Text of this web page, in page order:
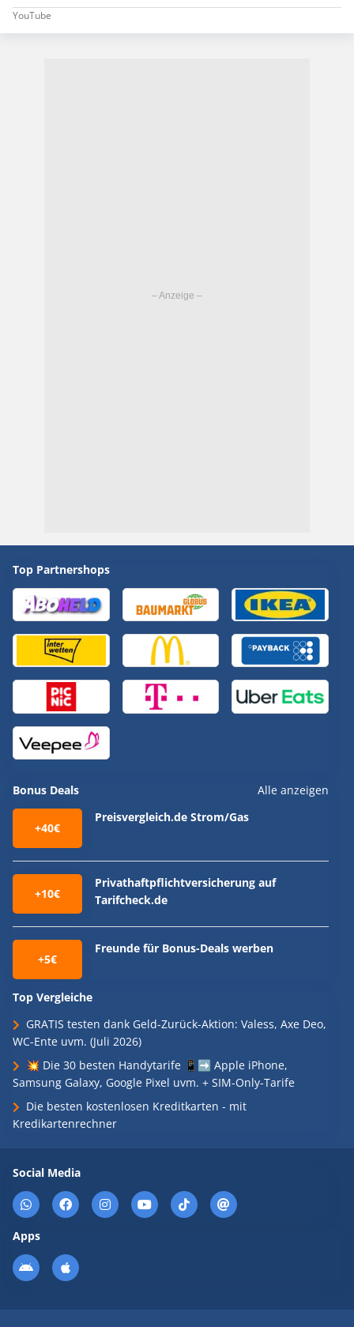
YouTube
Top Partnershops
Bonus Deals Alle anzeigen
+40€
Preisvergleich.de Strom/Gas
+10€
Privathaftpflichtversicherung auf
Tarifcheck.de
+5€
Freunde für Bonus-Deals werben
Top Vergleiche
GRATIS testen dank Geld-Zurück-Aktion: Valess, Axe Deo,
WC-Ente uvm. (Juli 2026)
💥 Die 30 besten Handytarife 📱➡️ Apple iPhone,
Samsung Galaxy, Google Pixel uvm. + SIM-Only-Tarife
Die besten kostenlosen Kreditkarten - mit
Kredikartenrechner
Social Media
Apps